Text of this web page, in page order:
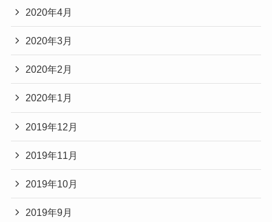
2020年4月
2020年3月
2020年2月
2020年1月
2019年12月
2019年11月
2019年10月
2019年9月